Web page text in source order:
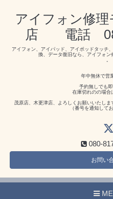
アイフォン修
店 電話
アイフォン、アイパッド、アイポッドタッチ
換、データ復旧なら、アイフォン
年中無休で営
予約無しでも即
在庫切れのの場合
茂原店、木更津店、よろしくお願いいたし
（番号を通知して
080-
お問い